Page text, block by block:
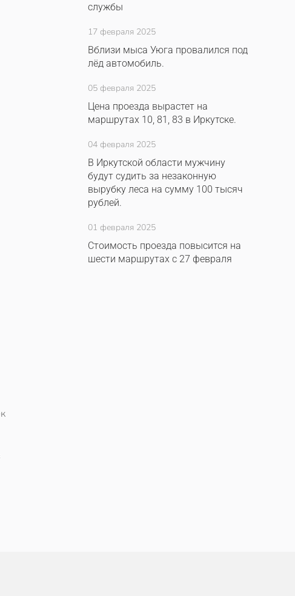
службы
17 февраля 2025
Вблизи мыса Уюга провалился под
лёд автомобиль.
05 февраля 2025
Цена проезда вырастет на
маршрутах 10, 81, 83 в Иркутске.
04 февраля 2025
В Иркутской области мужчину
будут судить за незаконную
вырубку леса на сумму 100 тысяч
рублей.
01 февраля 2025
Стоимость проезда повысится на
шести маршрутах с 27 февраля